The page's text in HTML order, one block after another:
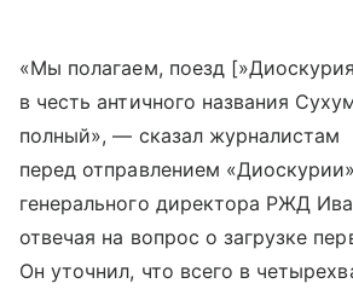
«Мы полагаем, поезд
в честь античного названия
полный», — сказал журналистам
перед отправлением
генерального директора РЖД
отвечая на вопрос о загрузке
Он уточнил, что всего в